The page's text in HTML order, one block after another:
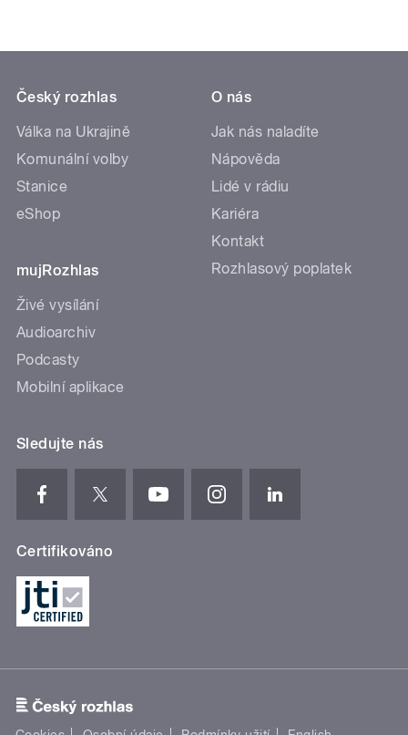
Český rozhlas
Válka na Ukrajině
Komunální volby
Stanice
eShop
mujRozhlas
Živé vysílání
Audioarchiv
Podcasty
Mobilní aplikace
O nás
Jak nás naladíte
Nápověda
Lidé v rádiu
Kariéra
Kontakt
Rozhlasový poplatek
Sledujte nás
Certifikováno